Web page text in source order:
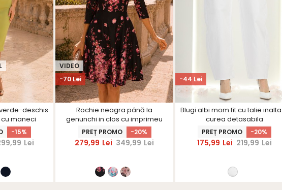
deschis
maneci
-15%
Lei
-70 Lei
VIDEO
Rochie neagra până la
genunchi in clos cu imprimeu
floral- StarShinerS
PREȚ PROMO -20%
279,99 Lei 349,99 Lei
-44 Lei
Blugi albi mom fit cu talie inalta
curea detasabila
PREȚ PROMO -20%
175,99 Lei 219,99 Lei